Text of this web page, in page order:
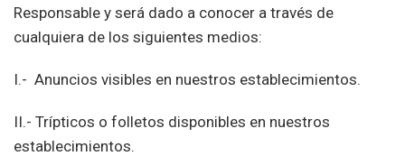
Responsable y será dado a conocer a través de
cualquiera de los siguientes medios:
I.- Anuncios visibles en nuestros establecimientos.
II.- Trípticos o folletos disponibles en nuestros
establecimientos.